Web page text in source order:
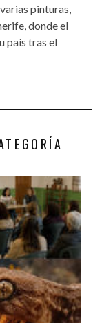
pinturas,
donde el
país tras el